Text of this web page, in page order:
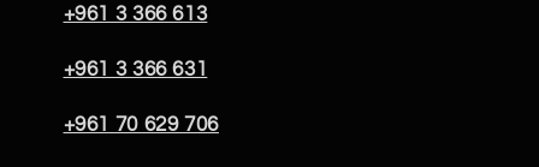
+961 3 366 613
+961 3 366 631
+961 70 629 706